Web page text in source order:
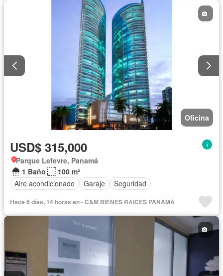
Oficina
USD$ 315,000
Parque Lefevre, Panamá
1 Baño
100 m²
Aire acondicionado
Garaje Seguridad
Hace 6 días, 14 horas en - C&M BIENES RAICES PANAMÁ